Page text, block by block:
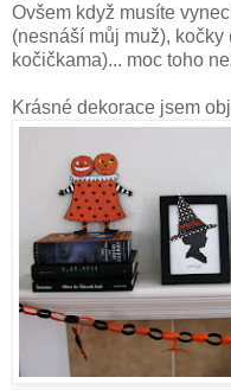
Ovšem když musíte
(nesnáší můj muž),
kočičkama)... moc toho
Krásné dekorace jsem